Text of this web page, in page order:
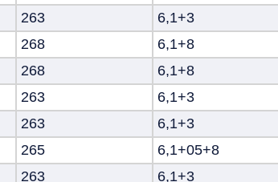
263 6,1+3
268 6,1+8
268 6,1+8
263 6,1+3
263 6,1+3
265 6,1+05+8
263 6,1+3